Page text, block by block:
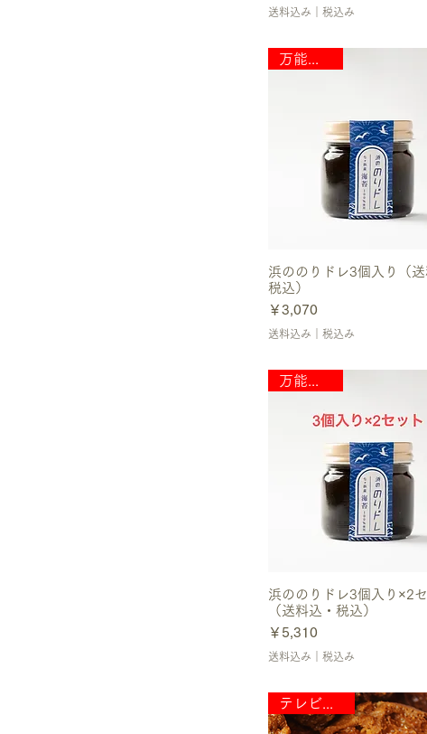
送料込み｜税込み
浜ののりドレ3個入り（送
税込）
価格
￥3,070
送料込み｜税込み
浜ののりドレ3個入り×2
（送料込・税込）
価格
￥5,310
送料込み｜税込み